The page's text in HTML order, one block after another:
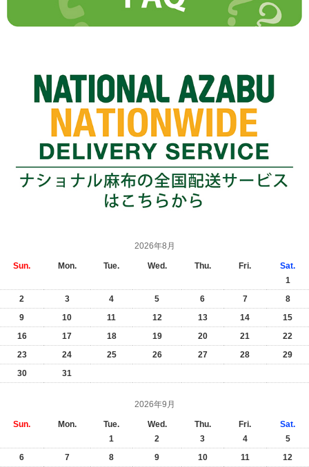
2026年8月
Sun. Mon. Tue. Wed. Thu. Fri.
Sat.
1
2
3 4 5 6 7
8
9
10 11 12 13 14
15
16
17 18 19 20 21
22
23
24 25 26 27 28
29
30
31
2026年9月
Sun. Mon. Tue. Wed. Thu. Fri.
Sat.
1
2 3 4
5
6
7 8 9 10 11 12